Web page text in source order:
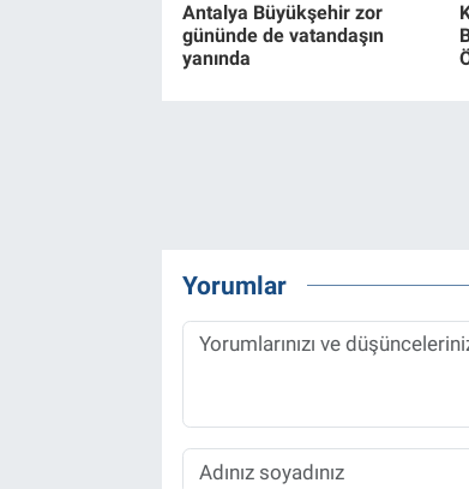
Antalya Büyükşehir zor
gününde de vatandaşın
yanında
Yorumlar